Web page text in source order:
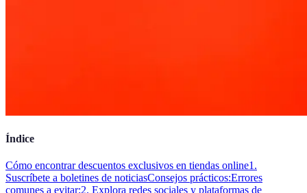
Índice
Cómo encontrar descuentos exclusivos en tiendas online1.
Suscríbete a boletines de noticiasConsejos prácticos:Errores
comunes a evitar:2. Explora redes sociales y plataformas de